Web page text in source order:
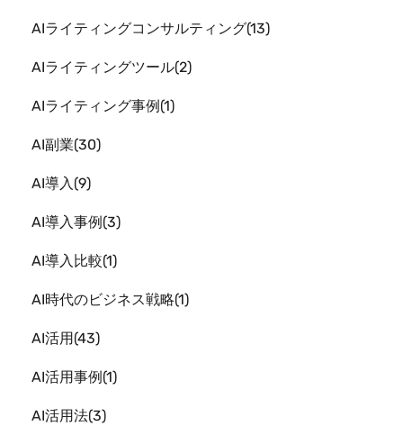
AIライティングコンサルティング 13
AIライティングツール 2
AIライティング事例 1
AI副業 30
AI導入 9
AI導入事例 3
AI導入比較 1
AI時代のビジネス戦略 1
AI活用 43
AI活用事例 1
AI活用法 3